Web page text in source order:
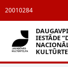
20010284
IESTĀDE